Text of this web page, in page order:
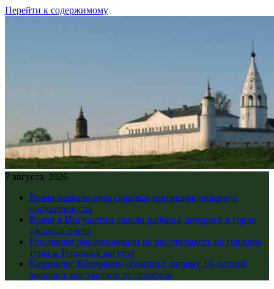
Перейти к содержимому
7 августа, 2026
Врачи назвали пять скрытых признаков опасного
нарушения сна
Врачи в Ингушетии спасли ребенка, которого в горло
ужалила пчела
Россиянам рекомендовали не рассчитывать на горящие
туры в Турцию в августе
Кардиолог Кондрахин объяснил, почему 19-летний
хоккеист мог умереть от тромбоза